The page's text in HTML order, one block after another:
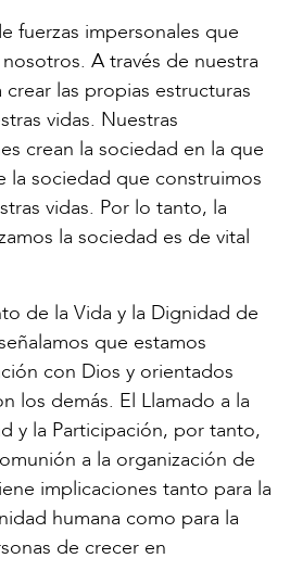
fuerzas impersonales que
A través de nuestra
las propias estructuras
vidas. Nuestras
crean la sociedad en la que
la sociedad que construimos
vidas. Por lo tanto, la
la sociedad es de vital
de la Vida y la Dignidad de
que estamos
con Dios y orientados
los demás. El Llamado a la
y la Participación, por tanto,
a la organización de
implicaciones tanto para la
humana como para la
de crecer en